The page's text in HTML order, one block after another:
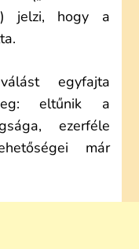
jelzi, hogy a
egyfajta
eltűnik a
ezerféle
már